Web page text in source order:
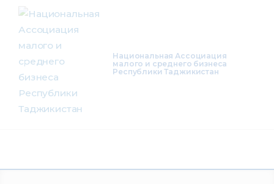
Национальная Ассоциация
малого и среднего бизнеса
Республики Таджикистан
О нас
Деятельность
Проекты
Членство
Инфоресурсы